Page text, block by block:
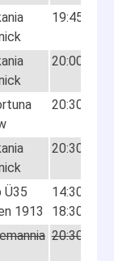
19:45
20:00
20:30
20:30
Ü35
1913
14:30
18:30
20:30